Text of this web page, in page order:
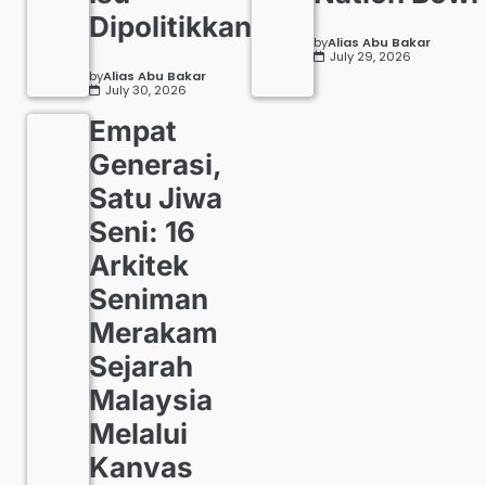
Dipolitikkan
byAlias Abu Bakar
July 30, 2026
byAlias Abu Bakar
July 29, 2026
Empat
Generasi,
Satu Jiwa
Seni: 16
Arkitek
Seniman
Merakam
Sejarah
Malaysia
Melalui
Kanvas